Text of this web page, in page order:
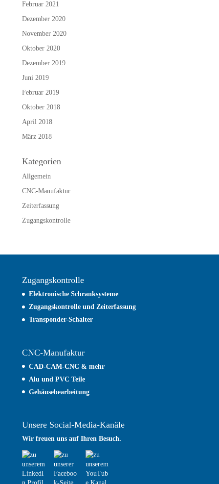
Februar 2021
Dezember 2020
November 2020
Oktober 2020
Dezember 2019
Juni 2019
Februar 2019
Oktober 2018
April 2018
März 2018
Kategorien
Allgemein
CNC-Manufaktur
Zeiterfassung
Zugangskontrolle
Zugangskontrolle
Elektronische Schranksysteme
Zugangskontrolle und Zeiterfassung
Transponder-Schalter
CNC-Manufaktur
CAD-CAM-CNC & mehr
Alu und PVC Teile
Gehäusebearbeitung
Unsere Social-Media-Kanäle
Wir freuen uns auf Ihren Besuch.